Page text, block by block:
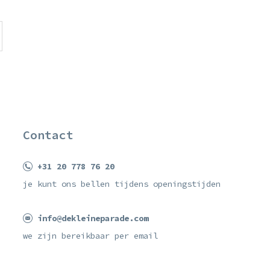
Contact
+31 20 778 76 20
je kunt ons bellen tijdens openingstijden
info@dekleineparade.com
we zijn bereikbaar per email